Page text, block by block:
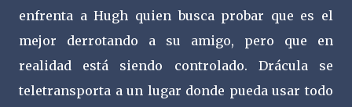
enfrenta a Hugh quien busca probar que es el
mejor derrotando a su amigo, pero que en
realidad está siendo controlado. Drácula se
teletransporta a un lugar donde pueda usar todo